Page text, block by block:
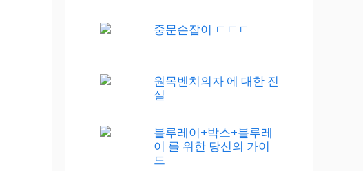
중문손잡이 ㄷㄷㄷ
원목벤치의자 에 대한 진
실
블루레이+박스+블루레
이 를 위한 당신의 가이
드